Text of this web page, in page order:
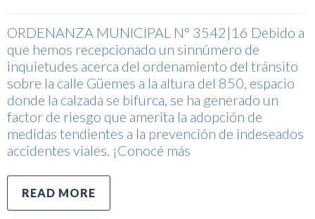
ORDENANZA MUNICIPAL N° 3542|16 Debido a
que hemos recepcionado un sinnúmero de
inquietudes acerca del ordenamiento del tránsito
sobre la calle Güemes a la altura del 850, espacio
donde la calzada se bifurca, se ha generado un
factor de riesgo que amerita la adopción de
medidas tendientes a la prevención de indeseados
accidentes viales. ¡Conocé más
READ MORE